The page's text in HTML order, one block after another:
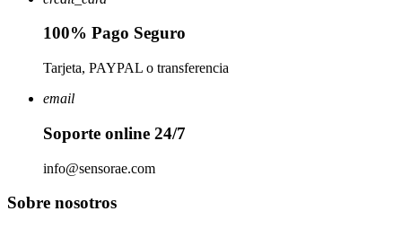
100% Pago Seguro
Tarjeta, PAYPAL o transferencia
email
Soporte online 24/7
info@sensorae.com
Sobre nosotros